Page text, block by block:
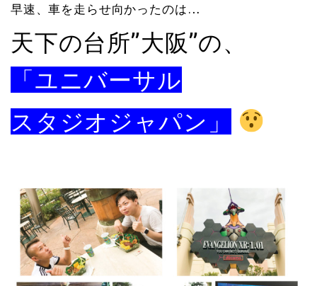
早速、車を走らせ向かったのは…
天下の台所”大阪”の、
「ユニバーサル
スタジオジャパン」